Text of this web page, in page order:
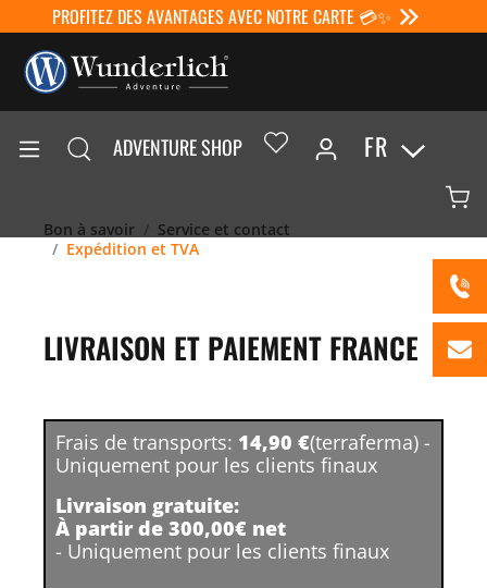
PROFITEZ DES AVANTAGES AVEC NOTRE CARTE 💳✨
ADVENTURE SHOP FR
Bon à savoir
Service et contact
Expédition et TVA
LIVRAISON ET PAIEMENT FRANCE
Frais de transports: 14,90 €(terraferma) -
Uniquement pour les clients finaux
Livraison gratuite:
À partir de 300,00€ net
- Uniquement pour les clients finaux